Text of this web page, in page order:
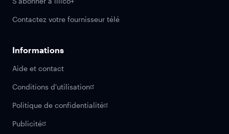
Contactez votre fournisseur télé
Informations
Aide et contact
Conditions d'utilisation
Politique de confidentialité
Publicité